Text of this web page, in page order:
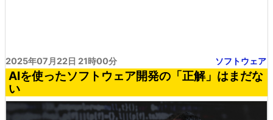
2025年07月22日 21時00分 ソフトウェア
AIを使ったソフトウェア開発の「正解」はまだな
い